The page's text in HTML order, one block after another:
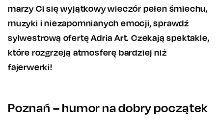
marzy Ci się wyjątkowy wieczór pełen śmiechu,
muzyki i niezapomnianych emocji, sprawdź
sylwestrową ofertę Adria Art. Czekają spektakle,
które rozgrzeją atmosferę bardziej niż
fajerwerki!
Poznań – humor na dobry początek